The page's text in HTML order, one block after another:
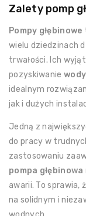
Zalety pomp
Pompy głębinowe
wielu dziedzinach
trwałości. Ich
pozyskiwanie wody
idealnym
jak i dużych
Jedną z
do pracy w
zastosowaniu
pompa głębinowa
awarii. To sprawia,
na solidnym i